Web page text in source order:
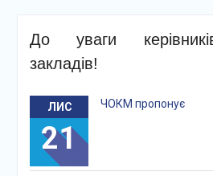
До уваги
закладів!
ЛИС
21
ЧОКМ пропонує